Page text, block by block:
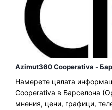
Azimut360 Cooperativa -
Намерете цялата
Cooperativa в Барселона
мнения, цени, графици,